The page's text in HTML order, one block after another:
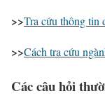
>>Tra cứu thông tin
>>Cách tra cứu
Các câu hỏi